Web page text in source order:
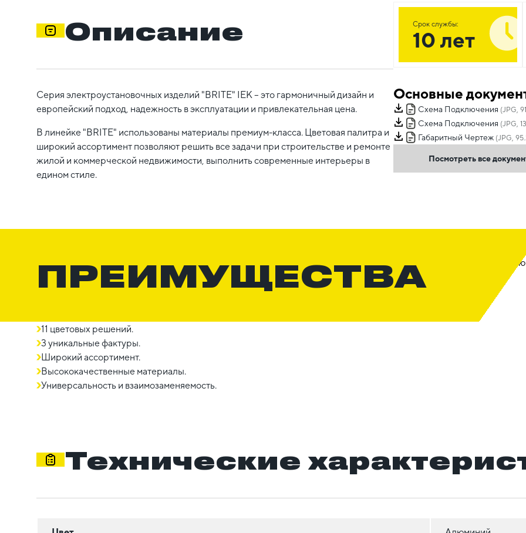
Описание
Серия электроустановочных изделий "BRITE" IEK – это гармоничный дизайн и
европейский подход, надежность в эксплуатации и привлекательная цена.
В линейке "BRITE" использованы материалы премиум-класса. Цветовая палитра и
широкий ассортимент позволяют решить все задачи при строительстве и ремонте
жилой и коммерческой недвижимости, выполнить современные интерьеры в
едином стиле.
Срок службы:
10 лет
Основные
Схема Подключения (JPG,
Схема Подключения (JPG,
Габаритный Чертеж (JPG,
Посмотреть все
ПРЕИМУЩЕСТВА
11 цветовых решений.
3 уникальные фактуры.
Широкий ассортимент.
Высококачественные материалы.
Универсальность и взаимозаменяемость.
Технические